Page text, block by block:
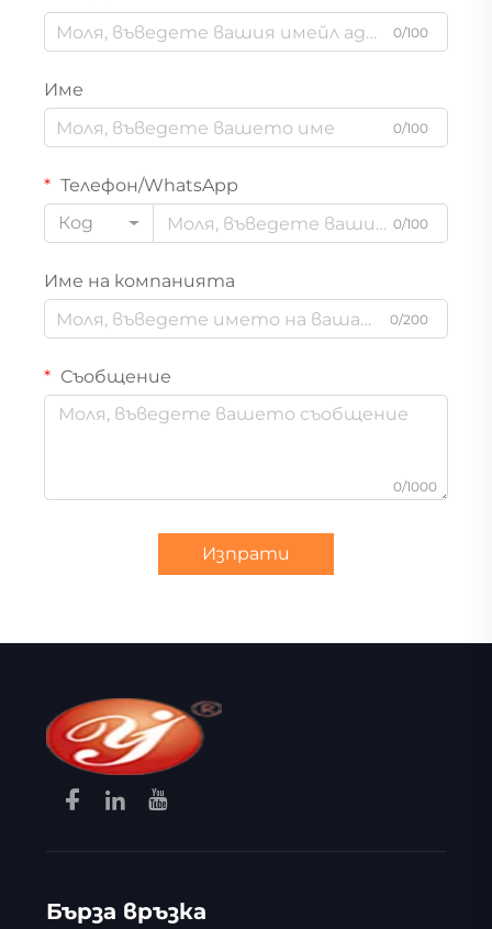
0/100
Име
0/100
Телефон/WhatsApp
Код
0/100
Име на компанията
0/200
Съобщение
0/1000
Изпрати
Бърза връзка